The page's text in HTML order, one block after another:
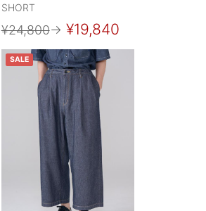
SHORT
¥24,800→ ¥19,840
SALE